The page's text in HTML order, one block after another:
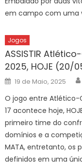
em campo com uma
Jogos
ASSISTIR Atlético-
2025, HOJE (20/
Posted
on
19 de Maio, 2025
O jogo entre Atlético-
17 acontece hoje,
primeiro time do
domínios e a
MATA, entretanto, os
definidos em uma